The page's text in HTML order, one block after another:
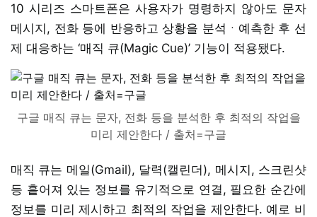
10 시리즈 스마트폰은 사용자가 명령하지 않아도 문자
메시지, 전화 등에 반응하고 상황을 분석ㆍ예측한 후 선
제 대응하는 ‘매직 큐(Magic Cue)’ 기능이 적용됐다.
구글 매직 큐는 문자, 전화 등을 분석한 후 최적의 작업을
미리 제안한다 / 출처=구글
매직 큐는 메일(Gmail), 달력(캘린더), 메시지, 스크린샷
등 흩어져 있는 정보를 유기적으로 연결, 필요한 순간에
정보를 미리 제시하고 최적의 작업을 제안한다. 예로 비